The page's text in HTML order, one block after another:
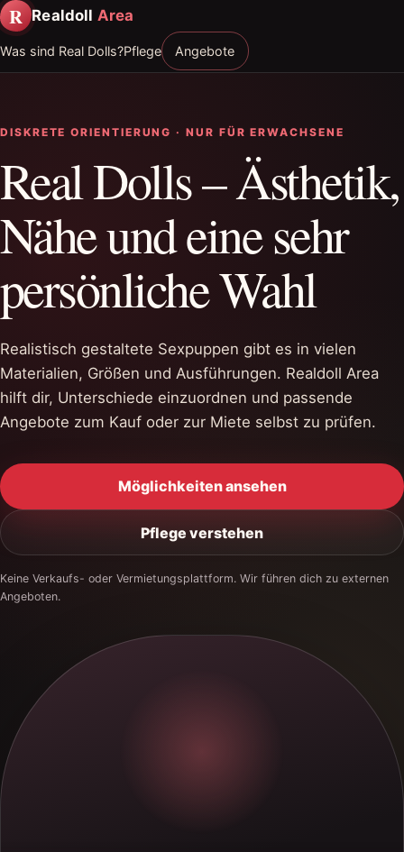
R Realdoll Area
Was sind Real Dolls?Pflege Angebote
DISKRETE ORIENTIERUNG · NUR FÜR ERWACHSENE
Real Dolls – Ästhetik,
Nähe und eine sehr
persönliche Wahl
Realistisch gestaltete Sexpuppen gibt es in vielen
Materialien, Größen und Ausführungen. Realdoll Area
hilft dir, Unterschiede einzuordnen und passende
Angebote zum Kauf oder zur Miete selbst zu prüfen.
Möglichkeiten ansehen
Pflege verstehen
Keine Verkaufs- oder Vermietungsplattform. Wir führen dich zu externen
Angeboten.